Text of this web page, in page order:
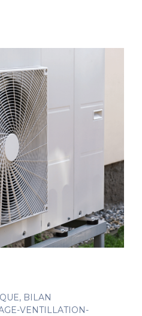
, BILAN
VENTILLATION-